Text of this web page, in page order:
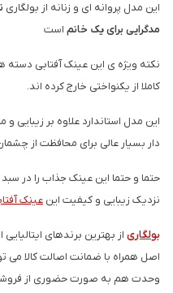
این مدل پروانه ای و زنانه از بولگاری
مدگرایی برای یک خانم است
نکته ویژه ی این عینک آفتابی دسته
کاملا از یکنواختی خارج کرده اند.
این مدل استاندارد علاوه بر زیبایی و
دار بسیار عالی برای محافظت از
حتما و حتما این عینک جذاب را در سبد
نزدیک زیبایی و کیفیت این عینک
بولگاری از بهترین برندهای
اصل همراه با ضمانت اصالت کالا
وحدت هم به صورت حضوری از